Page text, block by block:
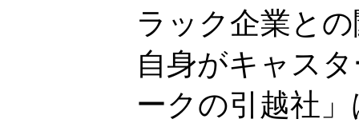
ラック企業と
自身がキャス
ークの引越社